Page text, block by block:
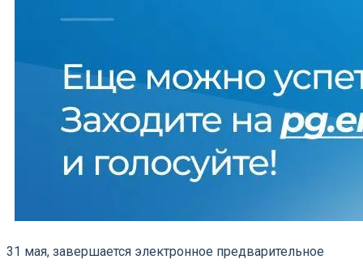
31 мая, завершается электронное предварительное